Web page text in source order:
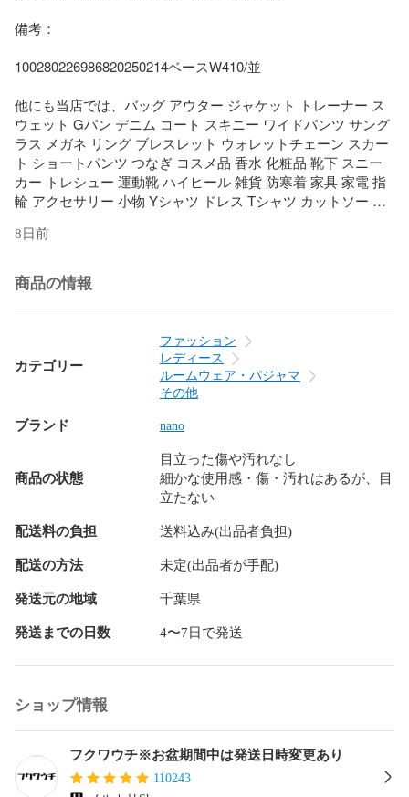
備考：
100280226986820250214ベースW410/並
他にも当店では、バッグ アウター ジャケット トレーナー ス
ウェット Gパン デニム コート スキニー ワイドパンツ サング
ラス メガネ リング ブレスレット ウォレットチェーン スカー
ト ショートパンツ つなぎ コスメ品 香水 化粧品 靴下 スニー
カー トレシュー 運動靴 ハイヒール 雑貨 防寒着 家具 家電 指
輪 アクセサリー 小物 Yシャツ ドレス Tシャツ カットソー G
エスニック 民族系 水着 キャップ ネックレス サンダル パンプ
ン 羽織 ダウンジャケット トレンチ カーゴ フレア ベルボトム
ミモレ 透け ブラトップ タイト ミニサイズ ビッグサイズ マキ
シ オーバーサイズ スキニー スリムデザイン ワイドサイズ 小
さいサイズ 大きいサイズ タックワイド 作業着 DIY スカジャ
ン ミリタリー 法被 着物 浴衣 自動巻時計 手巻時計 スマート
ウォッチ クオーツ ビンテージ ビンテージ 古着 ミディアム ボ
リューム 上下セット 春 夏 秋 冬 高級品 プチプラ セットアッ
コン ドライブ デート 同窓会 飲み会 登山 休日 家族 まったり
里帰り ゆったり パジャマ 部屋着 家着 外行き 旅行 オフィス
カジュアル OL 喪服 冠婚葬祭 フェス ライブ クラブ オタ活 テ
ーマパーク 婚活 コスプレ コミ系 ハロウィンショッピング ス
ポーツ スキー スノボ サーフィン カラオケ パーティー コーデ
ィネート コーデ ドメスティック インポート サーフ系 ギャル
系 ロリータ系 韓国系 ストリート系 Y2K 個性派 量産型 ウエデ
ィング お呼ばれ 同窓会 裏原系 お見合い 夏祭り 花火大会 ネ
パー系 youtuber インフルエンサー ナチュラル系 モデル系 ガ
テン系 オーガニック系 芸能人 俳優系 複数商品 まとめ お得
かわいい系 ガーリー 個性派 フィットネス系 ヤンキー系 おじ
さん系 オタク系 モード系 やりら系 ホスト系 キャバ 清楚系
等の品を多数取り扱っています。
フォロー頂きますとフォローワー様限定の以下の様なクーポ
ンや情報をお届けしております。
8日前
商品の情報
カテゴリー
ファッション
レディース
ルームウェア・パジャマ
その他
ブランド nano
商品の状態
目立った傷や汚れなし
細かな使用感・傷・汚れはあるが、目
立たない
配送料の負担 送料込み(出品者負担)
配送の方法 未定(出品者が手配)
発送元の地域 千葉県
発送までの日数 4〜7日で発送
ショップ情報
フクワウチ※お盆期間中は発送日時変更あり
110243